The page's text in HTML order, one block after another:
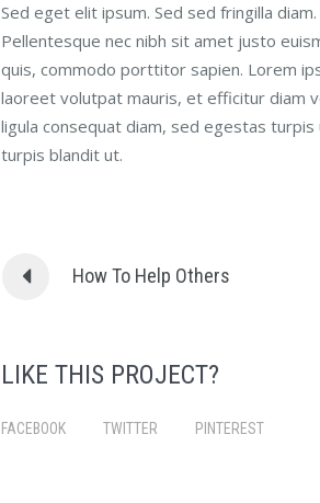
Sed eget elit ipsum. Sed sed fringilla
Pellentesque nec nibh sit amet justo
quis, commodo porttitor sapien. Lorem
laoreet volutpat mauris, et efficitur diam
ligula consequat diam, sed egestas
turpis blandit ut.
How To Help Others
LIKE THIS PROJECT?
FACEBOOK TWITTER PINTEREST